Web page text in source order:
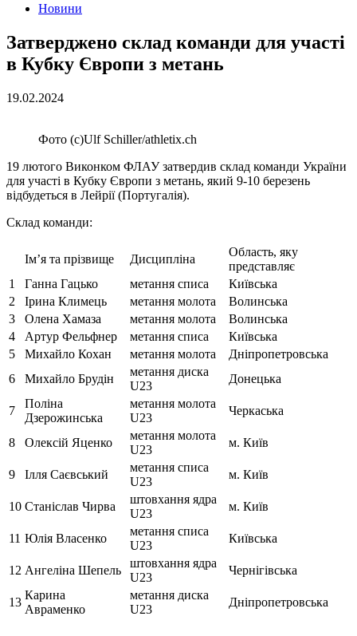
Новини
Затверджено склад команди для участі
в Кубку Європи з метань
19.02.2024
Фото (c)Ulf Schiller/athletix.ch
19 лютого Виконком ФЛАУ затвердив склад команди України
для участі в Кубку Європи з метань, який 9-10 березень
відбудеться в Лейрії (Португалія).
Склад команди:
Ім’я та прізвище Дисципліна
Область, яку
представляє
1
Ганна Гацько метання списа
Київська
2
Ірина Климець метання молота
Волинська
3
Олена Хамаза метання молота
Волинська
4
Артур Фельфнер метання списа
Київська
5
Михайло Кохан метання молота
Дніпропетровська
6
Михайло Брудін
метання диска
U23
Донецька
7
Поліна
Дзерожинська
метання молота
U23
Черкаська
8 Олексій Яценко
метання молота
U23
м. Київ
9 Ілля Саєвський
метання списа
U23
м. Київ
10 Станіслав Чирва
штовхання ядра
U23
м. Київ
11 Юлія Власенко
метання списа
U23
Київська
12 Ангеліна Шепель
штовхання ядра
U23
Чернігівська
13
Карина
Авраменко
метання диска
U23
Дніпропетровська